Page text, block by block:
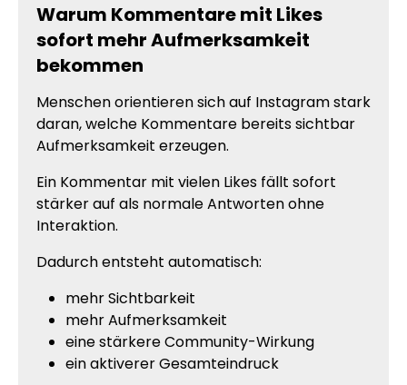
Warum Kommentare mit Likes
sofort mehr Aufmerksamkeit
bekommen
Menschen orientieren sich auf Instagram stark
daran, welche Kommentare bereits sichtbar
Aufmerksamkeit erzeugen.
Ein Kommentar mit vielen Likes fällt sofort
stärker auf als normale Antworten ohne
Interaktion.
Dadurch entsteht automatisch:
mehr Sichtbarkeit
mehr Aufmerksamkeit
eine stärkere Community-Wirkung
ein aktiverer Gesamteindruck